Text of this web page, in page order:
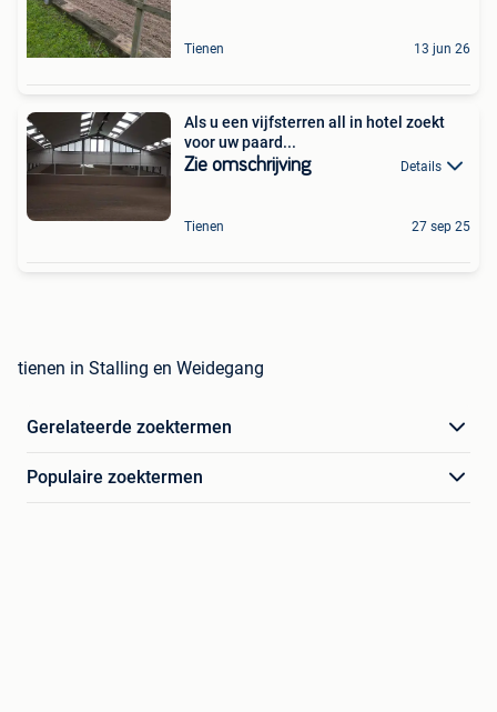
Tienen 13 jun 26
Als u een vijfsterren all in hotel zoekt
voor uw paard...
Zie omschrijving Details
Tienen 27 sep 25
tienen in Stalling en Weidegang
Gerelateerde zoektermen
Populaire zoektermen